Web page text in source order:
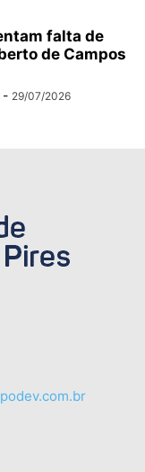
falta de
de Campos
- 29/07/2026